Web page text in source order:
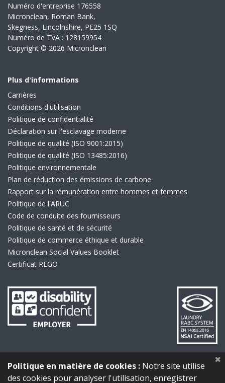
Numéro d'entreprise 176558
Micronclean, Roman Bank,
Skegness, Lincolnshire, PE25 1SQ
Numéro de TVA : 128159954
Copyright © 2026 Micronclean
Plus d'informations
Carrières
Conditions d'utilisation
Politique de confidentialité
Déclaration sur l'esclavage moderne
Politique de qualité (ISO 9001:2015)
Politique de qualité (ISO 13485:2016)
Politique environnementale
Plan de réduction des émissions de carbone
Rapport sur la rémunération entre hommes et femmes
Politique de l'ARUC
Code de conduite des fournisseurs
Politique de santé et de sécurité
Politique de commerce éthique et durable
Micronclean Social Values Booklet
Certificat REGO
lien vers Handicap
Politique en matière de cookies : Notre site utilise
des cookies pour analyser l'utilisation, enregistrer